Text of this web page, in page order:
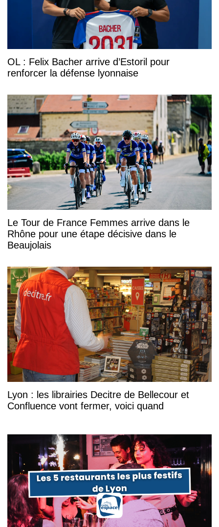
OL : Felix Bacher arrive d’Estoril pour
renforcer la défense lyonnaise
Le Tour de France Femmes arrive dans le
Rhône pour une étape décisive dans le
Beaujolais
Lyon : les librairies Decitre de Bellecour et
Confluence vont fermer, voici quand